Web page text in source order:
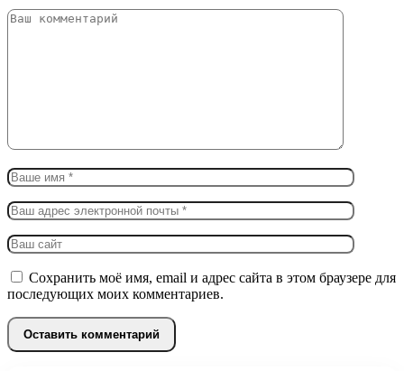
Сохранить моё имя, email и адрес сайта в этом браузере для
последующих моих комментариев.